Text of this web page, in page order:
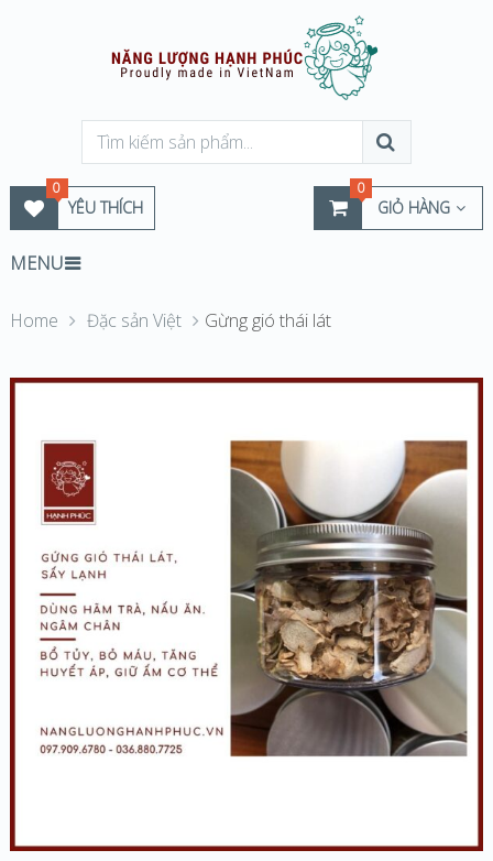
YÊU THÍCH
0
GIỎ HÀNG
0
MENU
Home Đặc sản Việt Gừng gió thái lát